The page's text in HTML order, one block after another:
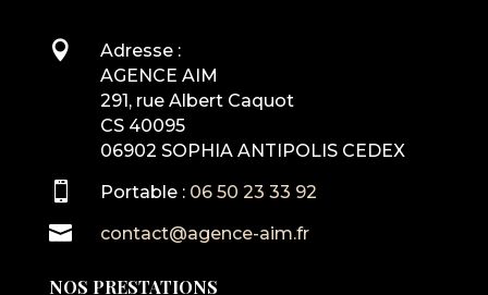

Adresse :
AGENCE AIM
291, rue Albert Caquot
CS 40095
06902 SOPHIA ANTIPOLIS CEDEX
 Portable : 06 50 23 33 92
 contact@agence-aim.fr
NOS PRESTATIONS